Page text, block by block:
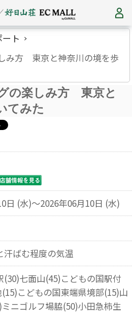
ト
み方 東京と神奈川の境を歩
の楽しみ方 東京と
てみた
日 (水)～2026年06月10日 (水)
ばむ程度の気温
(30)七面山(45)こどもの国駅付
こどもの国東端県境部(15)山
ニゴルフ場脇(50)小田急柿生